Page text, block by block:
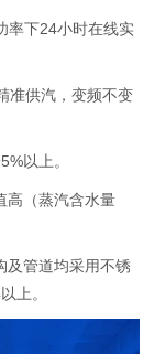
率下24小时在线实
准供汽，变频不变
以上。
高（蒸汽含水量
及管道均采用不锈
上。